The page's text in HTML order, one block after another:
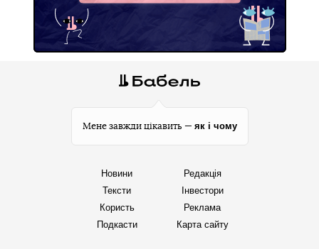
Мене завжди цікавить — як і чому
Новини
Тексти
Користь
Подкасти
Редакція
Інвестори
Реклама
Карта сайту